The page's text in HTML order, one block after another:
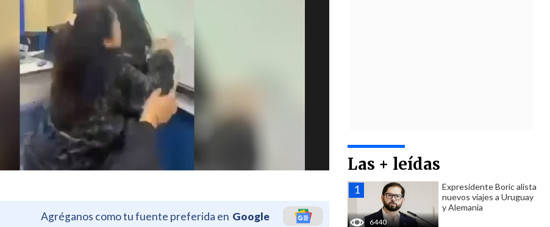
Agréganos como tu fuente preferida en Google
Las + leídas
6440
Expresidente Boric alista
nuevos viajes a Uruguay
y Alemania